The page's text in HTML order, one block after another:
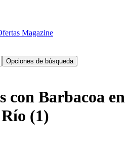
Magazine
Opciones de búsqueda
con Barbacoa en
(1)